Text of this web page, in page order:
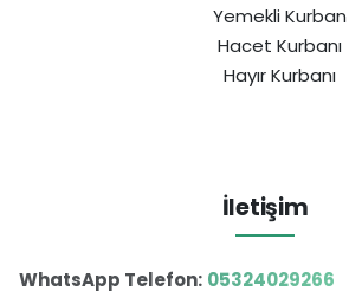
Yemekli Kurban
Hacet Kurbanı
Hayır Kurbanı
İletişim
WhatsApp Telefon: 05324029266